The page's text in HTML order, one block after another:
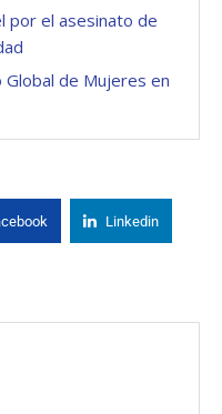
por el asesinato de
Global de Mujeres en
Linkedin